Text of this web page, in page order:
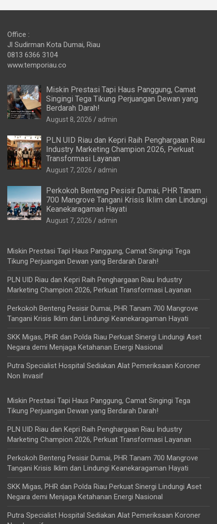
Office :
Jl Sudirman Kota Dumai, Riau
0813 6366 3104
www.temporiau.co
Miskin Prestasi Tapi Haus Panggung, Camat
Singingi Tega Tikung Perjuangan Dewan yang
Berdarah Darah!
August 8, 2026 admin
PLN UID Riau dan Kepri Raih Penghargaan Riau
Industry Marketing Champion 2026, Perkuat
Transformasi Layanan
August 7, 2026 admin
Perkokoh Benteng Pesisir Dumai, PHR Tanam
700 Mangrove Tangani Krisis Iklim dan Lindungi
Keanekaragaman Hayati
August 7, 2026 admin
Miskin Prestasi Tapi Haus Panggung, Camat Singingi Tega
Tikung Perjuangan Dewan yang Berdarah Darah!
PLN UID Riau dan Kepri Raih Penghargaan Riau Industry
Marketing Champion 2026, Perkuat Transformasi Layanan
Perkokoh Benteng Pesisir Dumai, PHR Tanam 700 Mangrove
Tangani Krisis Iklim dan Lindungi Keanekaragaman Hayati
SKK Migas, PHR dan Polda Riau Perkuat Sinergi Lindungi Aset
Negara demi Menjaga Ketahanan Energi Nasional
Putra Specialist Hospital Sediakan Alat Pemeriksaan Koroner
Non Invasif
Miskin Prestasi Tapi Haus Panggung, Camat Singingi Tega
Tikung Perjuangan Dewan yang Berdarah Darah!
PLN UID Riau dan Kepri Raih Penghargaan Riau Industry
Marketing Champion 2026, Perkuat Transformasi Layanan
Perkokoh Benteng Pesisir Dumai, PHR Tanam 700 Mangrove
Tangani Krisis Iklim dan Lindungi Keanekaragaman Hayati
SKK Migas, PHR dan Polda Riau Perkuat Sinergi Lindungi Aset
Negara demi Menjaga Ketahanan Energi Nasional
Putra Specialist Hospital Sediakan Alat Pemeriksaan Koroner